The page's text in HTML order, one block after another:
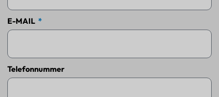
E-MAIL
Telefonnummer